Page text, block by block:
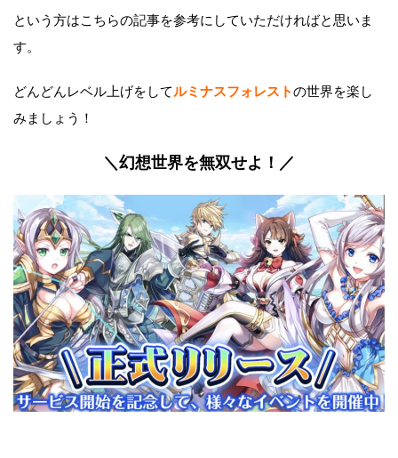
という方はこちらの記事を参考にしていただければと思いま
す。
どんどんレベル上げをしてルミナスフォレストの世界を楽し
みましょう！
＼幻想世界を無双せよ！／